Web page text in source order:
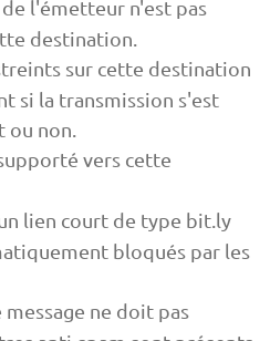
l'émetteur n'est pas
destination.
sur cette destination
si la transmission s'est
ou non.
vers cette
lien court de type bit.ly
bloqués par les
ne doit pas